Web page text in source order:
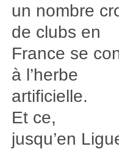
un nombre
de clubs en
France se
à l’herbe
artificielle.
Et ce,
jusqu’en